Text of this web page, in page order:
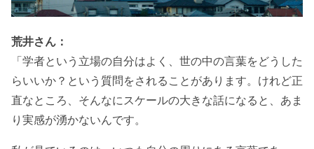
荒井さん：
「学者という立場の自分はよく、世の中の言葉をどうした
らいいか？という質問をされることがあります。けれど正
直なところ、そんなにスケールの大きな話になると、あま
り実感が湧かないんです。